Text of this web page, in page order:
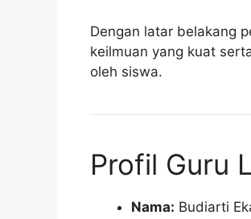
Dengan latar belakang
keilmuan yang kuat
oleh siswa.
Profil Guru
Nama: Budiarti